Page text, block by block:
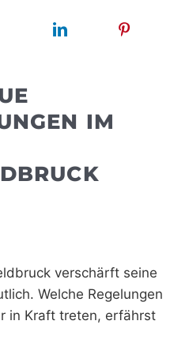
IM
verschärft seine
Welche Regelungen
in Kraft treten, erfährst